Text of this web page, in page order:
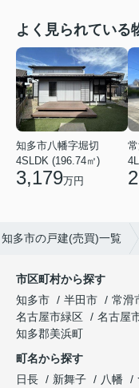
よく見られている
知多市八幡字堀切
4SLDK (196.74㎡)
3,179万円
知多市の戸建(売買)一覧
市区町村から探す
知多市
半田市 常滑
名古屋市緑区
名古屋
知多郡美浜町
町名から探す
日長
新舞子 八幡